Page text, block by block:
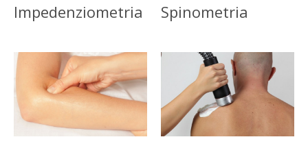
Impedenziometria Spinometria